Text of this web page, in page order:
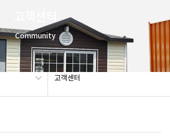
Community
고객센터